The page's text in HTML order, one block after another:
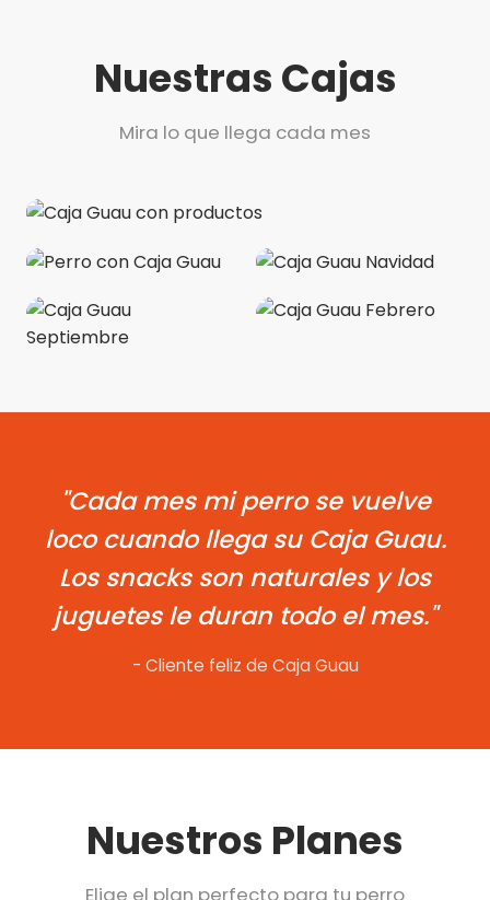
Nuestras Cajas
Mira lo que llega cada mes
"Cada mes mi perro se vuelve
loco cuando llega su Caja Guau.
Los snacks son naturales y los
juguetes le duran todo el mes."
- Cliente feliz de Caja Guau
Nuestros Planes
Elige el plan perfecto para tu perro